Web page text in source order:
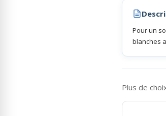
Pour un
blanches
Plus de